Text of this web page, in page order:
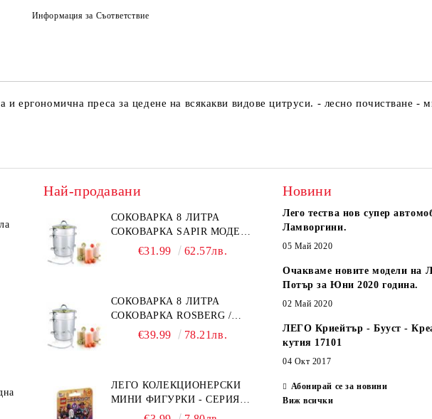
Информация за Съответствие
ергономична преса за цедене на всякакви видове цитруси. - лесно почистване -
Най-продавани
СОКОВАРКА 8 ЛИТРА
СОКОВАРКА SAPIR МОДЕЛ:
SP-1260-A26
€31.99 62.57лв.
СОКОВАРКА 8 ЛИТРА
СОКОВАРКА ROSBERG /
SAPIR€39.99 78.21лв.
ЛЕГО КОЛЕКЦИОНЕРСКИ
МИНИ ФИГУРКИ - СЕРИЯ
СПАЙДЪР-МЕН: ПРЕЗ
Новини
Лего тества нов супер
Ламворгини.
05 Май 2020
Очакваме новите модели на
Потър за Юни 2020 година.
02 Май 2020
ЛЕГО Криейтър - Бууст -
кутия 17101
04 Окт 2017
Абонирай се за новини
Виж всички